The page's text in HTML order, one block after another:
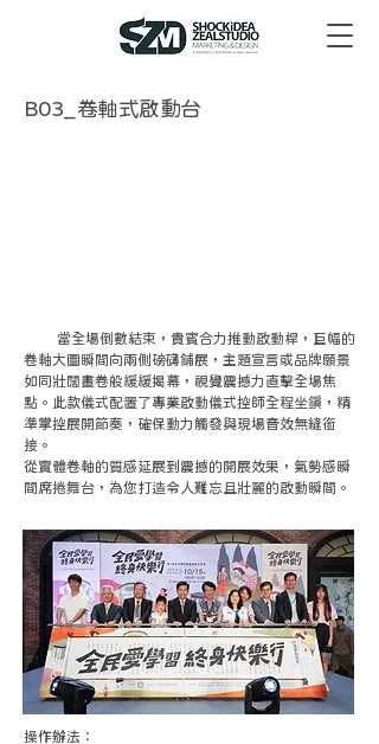
B03_卷軸式啟動台
當全場倒數結束，貴賓合力推動啟動桿，巨幅的
卷軸大圖瞬間向兩側磅礴鋪展，主題宣言或品牌願景
如同壯闊畫卷般緩緩揭幕，視覺震撼力直擊全場焦
點。此款儀式配置了專業啟動儀式控師全程坐鎮，精
準掌控展開節奏，確保動力觸發與現場音效無縫銜
接。
從實體卷軸的質感延展到震撼的開展效果，氣勢感瞬
間席捲舞台，為您打造令人難忘且壯麗的啟動瞬間。
操作辦法：